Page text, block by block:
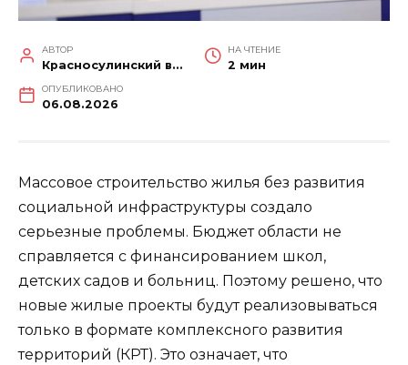
АВТОР
Красносулинский вестник
НА ЧТЕНИЕ
2 мин
ОПУБЛИКОВАНО
06.08.2026
Массовое строительство жилья без развития
социальной инфраструктуры создало
серьезные проблемы. Бюджет области не
справляется с финансированием школ,
детских садов и больниц. Поэтому решено, что
новые жилые проекты будут реализовываться
только в формате комплексного развития
территорий (КРТ). Это означает, что